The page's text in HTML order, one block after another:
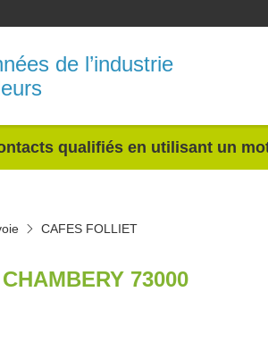
de l’industrie
qualifiés en utilisant un
CAFES FOLLIET
73000